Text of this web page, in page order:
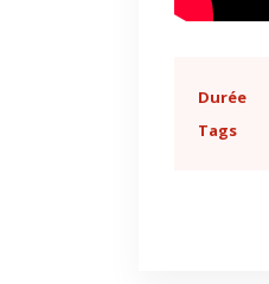
Durée
Tags